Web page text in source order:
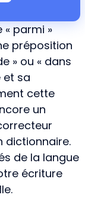
parmi »
préposition
» ou « dans
et sa
cette
un
dictionnaire.
de la langue
écriture